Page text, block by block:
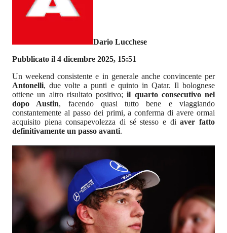
Dario Lucchese
Pubblicato il 4 dicembre 2025, 15:51
Un weekend consistente e in generale anche convincente per
Antonelli, due volte a punti e quinto in Qatar. Il bolognese
ottiene un altro risultato positivo;il quarto consecutivo nel
dopo Austin, facendo quasi tutto bene e viaggiando
constantemente al passo dei primi, a conferma di avere ormai
acquisito piena consapevolezza di sé stesso e diaver fatto
definitivamente un passo avanti.